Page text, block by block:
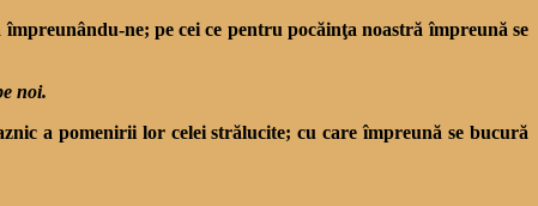
ne; pe cei ce pentru pocăinţa noastră împreună se
noi.
a pomenirii lor celei strălucite; cu care împreună se bucură